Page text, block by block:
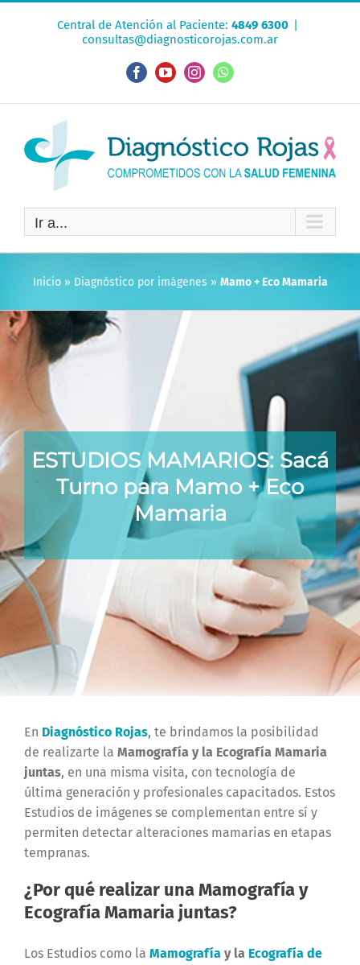
Central de Atención al Paciente: 4849 6300 |
consultas@diagnosticorojas.com.ar
FacebookYouTubeInstagramWhatsApp
Ir a...
Inicio » Diagnóstico por imágenes » Mamo + Eco Mamaria
ESTUDIOS MAMARIOS: Sacá
Turno para Mamo + Eco
Mamaria
En Diagnóstico Rojas, te brindamos la posibilidad
de realizarte la Mamografía y la Ecografía Mamaria
juntas, en una misma visita, con tecnología de
última generación y profesionales capacitados. Estos
Estudios de imágenes se complementan entre sí y
permiten detectar alteraciones mamarias en etapas
tempranas.
¿Por qué realizar una Mamografía y
Ecografía Mamaria juntas?
Los Estudios como la Mamografía y la Ecografía de